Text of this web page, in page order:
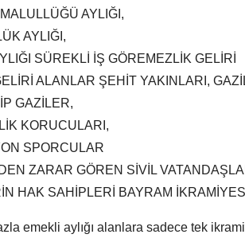
AYLIĞI,
AYLIĞI,
SÜREKLİ İŞ GÖREMEZLİK GELİRİ
ALANLAR ŞEHİT YAKINLARI,
GAZİLER,
KORUCULARI,
SPORCULAR
ZARAR GÖREN SİVİL
HAK SAHİPLERİ BAYRAM
emekli aylığı alanlara sadece tek